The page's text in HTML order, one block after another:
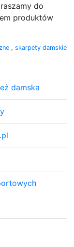
do
produktów
, skarpety damskie
damska